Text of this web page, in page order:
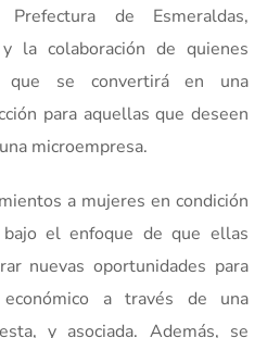
de Esmeraldas,
la colaboración de quienes
que se convertirá en una
para aquellas que deseen
microempresa.
a mujeres en condición
el enfoque de que ellas
nuevas oportunidades para
a través de una
y asociada. Además, se